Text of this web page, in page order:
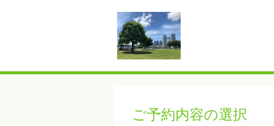
ご予約内容の選択